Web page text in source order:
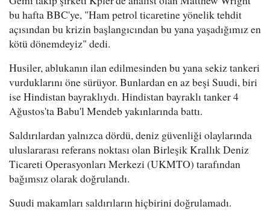
bu hafta BBC'ye, "Ham petrol ticaretine yönelik tehdit
açısından bu krizin başlangıcından bu yana yaşadığımız en
kötü dönemdeyiz" dedi.
Husiler, ablukanın ilan edilmesinden bu yana sekiz tankeri
vurduklarını öne sürüyor. Bunlardan en az beşi Suudi, biri
ise Hindistan bayraklıydı. Hindistan bayraklı tanker 4
Ağustos'ta Babu'l Mendeb yakınlarında battı.
Saldırılardan yalnızca dördü, deniz güvenliği olaylarında
uluslararası referans noktası olan Birleşik Krallık Deniz
Ticareti Operasyonları Merkezi (UKMTO) tarafından
bağımsız olarak doğrulandı.
Suudi makamları saldırıların hiçbirini doğrulamadı.